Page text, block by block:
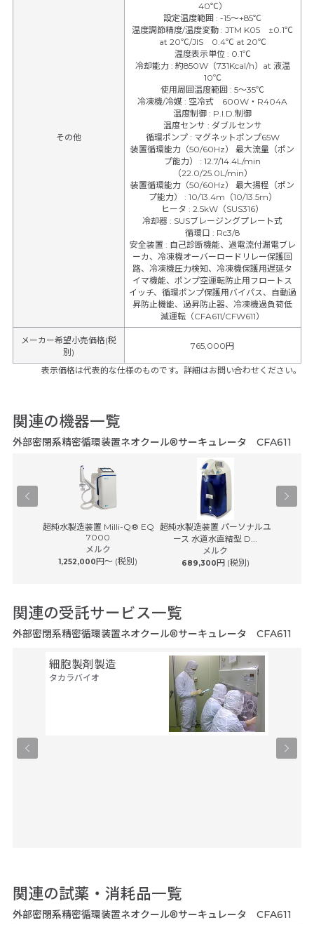
その他
40℃）
設定温度範囲:-15～+85℃
温度調節精度/温度変動:JTM K05 ±0.1℃
at 20℃/JIS 0.4℃ at 20℃
温度表示単位 : 0.1℃
冷却能力 : 約850W（731Kcal/h）at 液温
10℃
使用周囲温度範囲:5～35℃
冷凍機/冷媒: 空冷式 600W・R404A
温度制御: P.I.D.制御
温度センサ : ダブルセンサ
循環ポンプ : マグネットポンプ65W
装置循環能力（50/60Hz） 最大流量（ポン
プ能力）:12.7/14.4L/min
（22.0/25.0L/min）
装置循環能力（50/60Hz） 最大揚程（ポン
プ能力） : 10/13.4m（10/13.5m）
ヒータ:2.5kW（SUS316）
冷却器: SUSブレージングプレート式
循環口: Rc3/8
安全装置 : 自己診断機能、過電流付漏電ブレ
ーカ、冷凍機オーバーロードリレー保護回
路、冷凍機圧力検知、冷凍機保護用遅延タ
イマ機能、ポンプ空運転防止用フロートス
イッチ、循環ポンプ保護用バイパス、自動過
昇防止機能、過昇防止器、冷凍機過負荷低
減運転（CFA611/CFW611）
メーカー希望小売価格(税
別)
765,000円
表示価格は代表的な仕様のものです。詳細はお問い合わせください。
関連の機器一覧
外部密閉系精密循環装置ネオクール®サーキュレータ CFA611
超純水製造装置 Milli-Q® EQ
7000
メルク
1,252,000円〜 (税別)
超純水製造装置 パーソナルユ
ース 水道水直結型 D...
メルク
689,300円 (税別)
関連の受託サービス一覧
外部密閉系精密循環装置ネオクール®サーキュレータ CFA611
細胞製剤製造
タカラバイオ
関連の試薬・消耗品一覧
外部密閉系精密循環装置ネオクール®サーキュレータ CFA611